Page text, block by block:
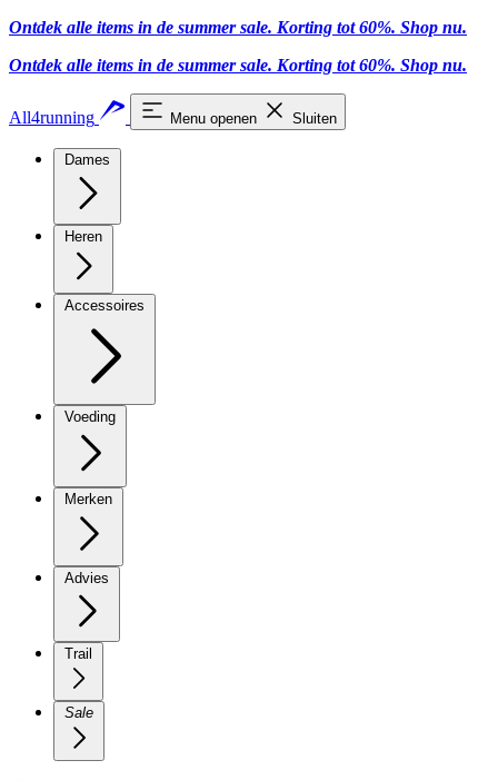
Ontdek alle items in de summer sale. Korting tot 60%. Shop nu.
Ontdek alle items in de summer sale. Korting tot 60%. Shop nu.
All4running Menu openen Sluiten
Dames
Heren
Accessoires
Voeding
Merken
Advies
Trail
Sale